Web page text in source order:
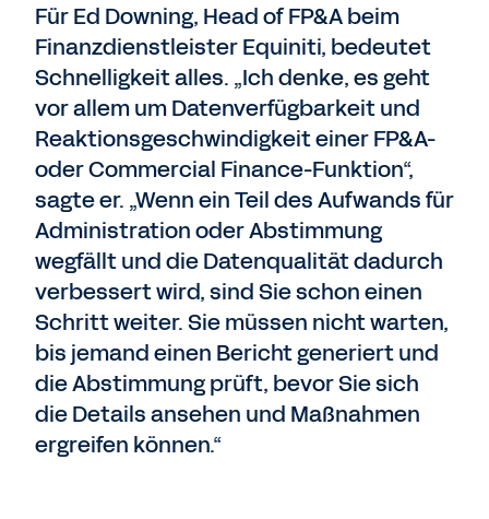
Für Ed Downing, Head of FP&A beim
Finanzdienstleister Equiniti, bedeutet
Schnelligkeit alles. „Ich denke, es geht
vor allem um Datenverfügbarkeit und
Reaktionsgeschwindigkeit einer FP&A-
oder Commercial Finance-Funktion“,
sagte er. „Wenn ein Teil des Aufwands für
Administration oder Abstimmung
wegfällt und die Datenqualität dadurch
verbessert wird, sind Sie schon einen
Schritt weiter. Sie müssen nicht warten,
bis jemand einen Bericht generiert und
die Abstimmung prüft, bevor Sie sich
die Details ansehen und Maßnahmen
ergreifen können.“